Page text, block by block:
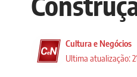
Ultima atualização:
Cultura e Negócios